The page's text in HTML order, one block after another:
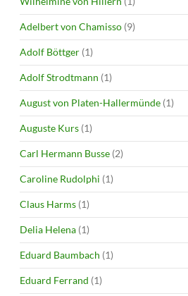
Adelbert von Chamisso (9)
Adolf Böttger (1)
Adolf Strodtmann (1)
August von Platen-Hallermünde (1)
Auguste Kurs (1)
Carl Hermann Busse (2)
Caroline Rudolphi (1)
Claus Harms (1)
Delia Helena (1)
Eduard Baumbach (1)
Eduard Ferrand (1)